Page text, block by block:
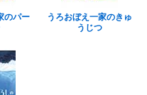
のパー
うろおぼえ一家のきゅ
うじつ